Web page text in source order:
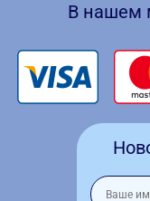
В нашем